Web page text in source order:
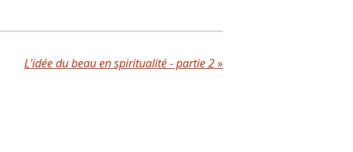
L'idée du beau en spiritualité - partie 2»